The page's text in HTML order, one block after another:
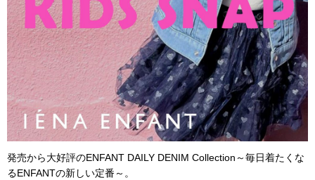
発売から大好評のENFANT DAILY DENIM Collection～毎日着たくな
るENFANTの新しい定番～。